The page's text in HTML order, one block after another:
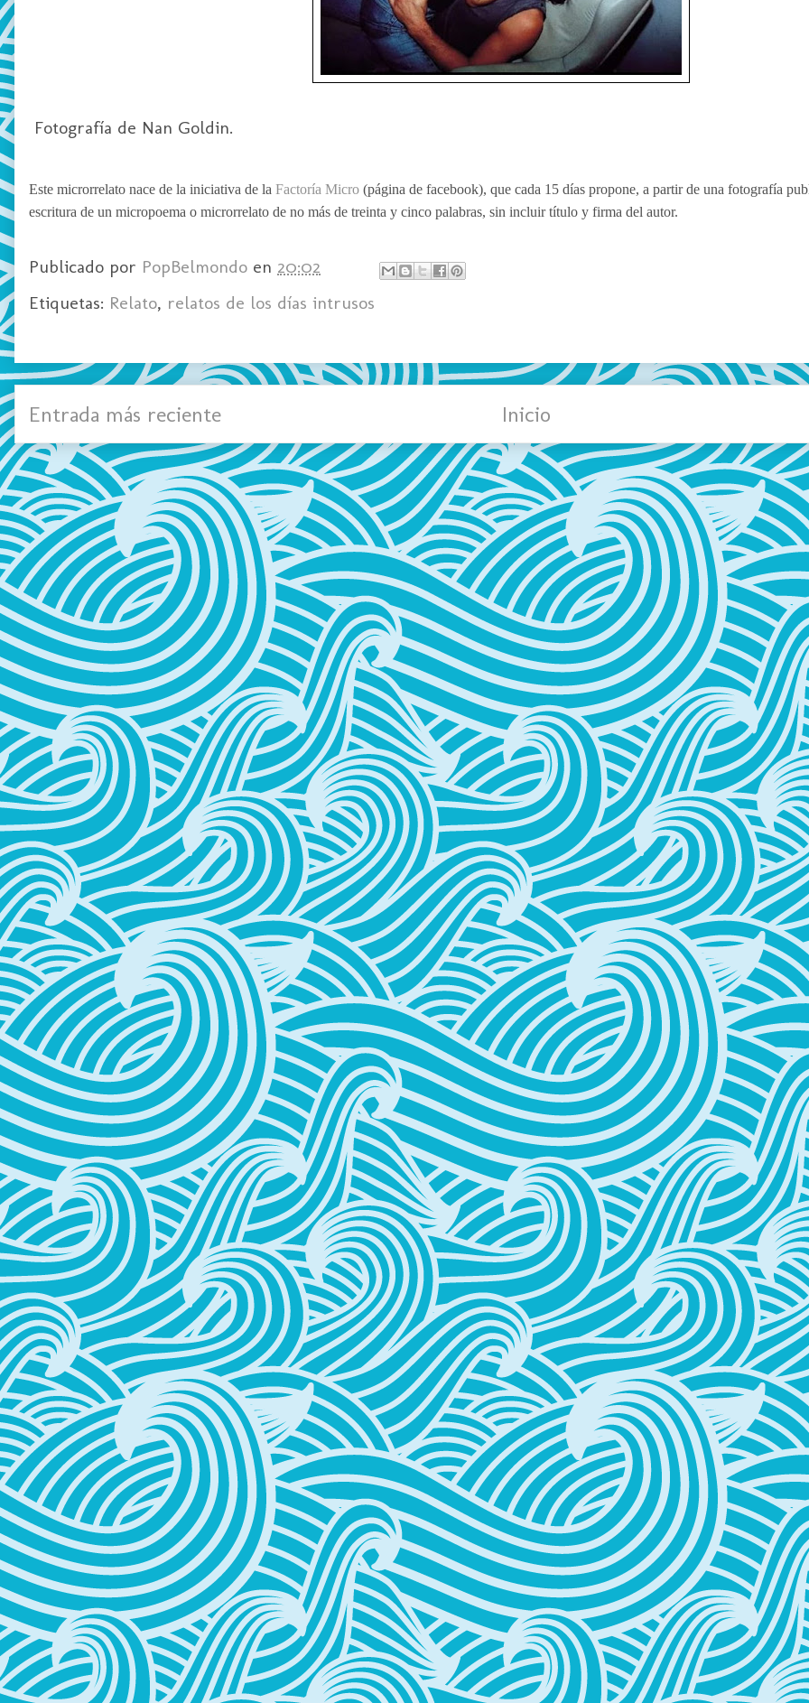
Fotografía de Nan Goldin.
Este microrrelato nace de la iniciativa de la Factoría Micro (página de facebook), que cada 15 días propone, a partir de una fotografía
escritura de un micropoema o microrrelato de no más de treinta y cinco palabras, sin incluir título y firma del autor.
Publicado por PopBelmondo en 20:02
Etiquetas: Relato, relatos de los días intrusos
Entrada más reciente Inicio